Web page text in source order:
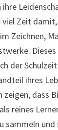
viel Zeit
Zeichnen,
der
ihres
dass
reines
sammeln und